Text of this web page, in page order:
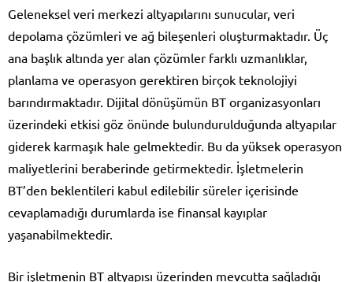
Geleneksel veri merkezi altyapılarını sunucular, veri
depolama çözümleri ve ağ bileşenleri oluşturmaktadır. Üç
ana başlık altında yer alan çözümler farklı uzmanlıklar,
planlama ve operasyon gerektiren birçok teknolojiyi
barındırmaktadır. Dijital dönüşümün BT organizasyonları
üzerindeki etkisi göz önünde bulundurulduğunda altyapılar
giderek karmaşık hale gelmektedir. Bu da yüksek operasyon
maliyetlerini beraberinde getirmektedir. İşletmelerin
BT’den beklentileri kabul edilebilir süreler içerisinde
cevaplamadığı durumlarda ise finansal kayıplar
yaşanabilmektedir.
Bir işletmenin BT altyapısı üzerinden mevcutta sağladığı